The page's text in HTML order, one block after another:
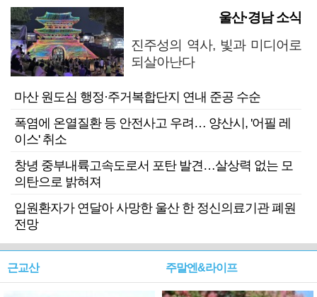
울산·경남 소식
진주성의 역사, 빛과 미디어로
되살아난다
마산 원도심 행정·주거복합단지 연내 준공 수순
폭염에 온열질환 등 안전사고 우려… 양산시, '어필 레
이스' 취소
창녕 중부내륙고속도로서 포탄 발견…살상력 없는 모
의탄으로 밝혀져
입원환자가 연달아 사망한 울산 한 정신의료기관 폐원
전망
근교산 주말엔&라이프